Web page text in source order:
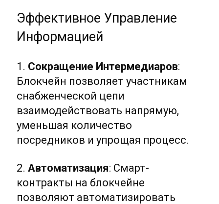
Эффективное Управление
Информацией
1. Сокращение Интермедиаров:
Блокчейн позволяет участникам
снабженческой цепи
взаимодействовать напрямую,
уменьшая количество
посредников и упрощая процесс.
2. Автоматизация: Смарт-
контракты на блокчейне
позволяют автоматизировать